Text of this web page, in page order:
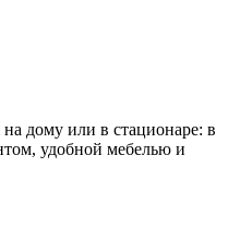
дому или в стационаре: в
удобной мебелью и